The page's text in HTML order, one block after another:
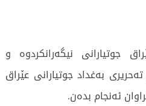
جوتیارانی نیگەرانکردوە و
بەغداد جوتیارانی عێراق
ئەنجام بدەن.